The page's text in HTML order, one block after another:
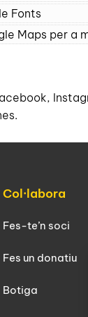
Fonts
Maps per a
Col·labora
Fes-te’n soci
Fes un donatiu
Botiga